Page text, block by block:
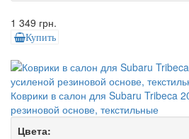
1 349 грн.
Купить
Коврики в салон для Subaru Tribeca
резиновой основе, текстильные
Цвета: